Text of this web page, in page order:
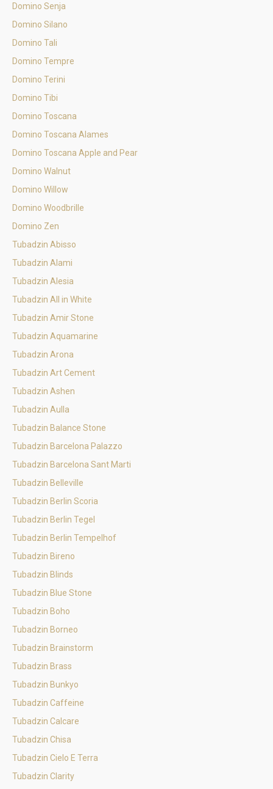
Domino Senja
Domino Silano
Domino Tali
Domino Tempre
Domino Terini
Domino Tibi
Domino Toscana
Domino Toscana Alames
Domino Toscana Apple and Pear
Domino Walnut
Domino Willow
Domino Woodbrille
Domino Zen
Tubadzin Abisso
Tubadzin Alami
Tubadzin Alesia
Tubadzin All in White
Tubadzin Amir Stone
Tubadzin Aquamarine
Tubadzin Arona
Tubadzin Art Cement
Tubadzin Ashen
Tubadzin Aulla
Tubadzin Balance Stone
Tubadzin Barcelona Palazzo
Tubadzin Barcelona Sant Marti
Tubadzin Belleville
Tubadzin Berlin Scoria
Tubadzin Berlin Tegel
Tubadzin Berlin Tempelhof
Tubadzin Bireno
Tubadzin Blinds
Tubadzin Blue Stone
Tubadzin Boho
Tubadzin Borneo
Tubadzin Brainstorm
Tubadzin Brass
Tubadzin Bunkyo
Tubadzin Caffeine
Tubadzin Calcare
Tubadzin Chisa
Tubadzin Cielo E Terra
Tubadzin Clarity